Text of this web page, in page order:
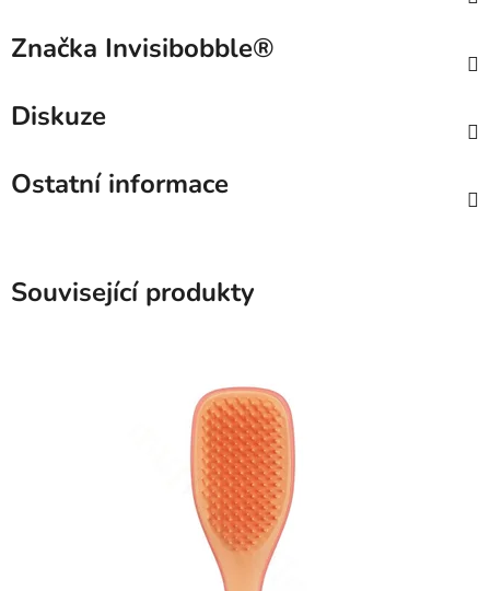
Značka Invisibobble®
Diskuze
Ostatní informace
Související produkty